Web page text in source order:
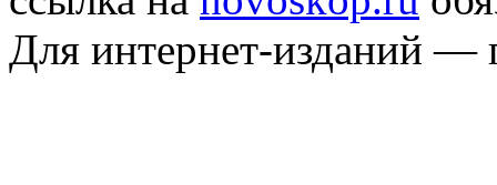
Для интернет-изданий —